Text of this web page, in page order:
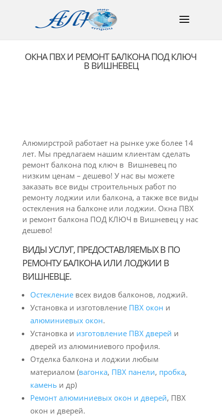
ОКНА ПВХ И РЕМОНТ БАЛКОНА ПОД КЛЮЧ
В ВИШНЕВЕЦ
Алюмирстрой работает на рынке уже более 14
лет. Мы предлагаем нашим клиентам сделать
ремонт балкона под ключ в Вишневец по
низким ценам – дешево! У нас вы можете
заказать все виды строительных работ по
ремонту лоджии или балкона, а также все виды
остекления на балконе или лоджии. Окна ПВХ
и ремонт балкона ПОД КЛЮЧ в Вишневец у нас
дешево!
ВИДЫ УСЛУГ, ПРЕДОСТАВЛЯЕМЫХ В ПО
РЕМОНТУ БАЛКОНА ИЛИ ЛОДЖИИ В
ВИШНЕВЦЕ.
Остеклениевсех видов балконов, лоджий.
Установка и изготовление ПВХ окон и
алюминиевых окон.
Установка и изготовление ПВХ дверей и
дверей из алюминиевого профиля.
Отделка балкона и лоджии любым
материалом (вагонка, ПВХ панели, пробка,
камень и др)
Ремонт алюминиевых окон и дверей, ПВХ
окон и дверей.